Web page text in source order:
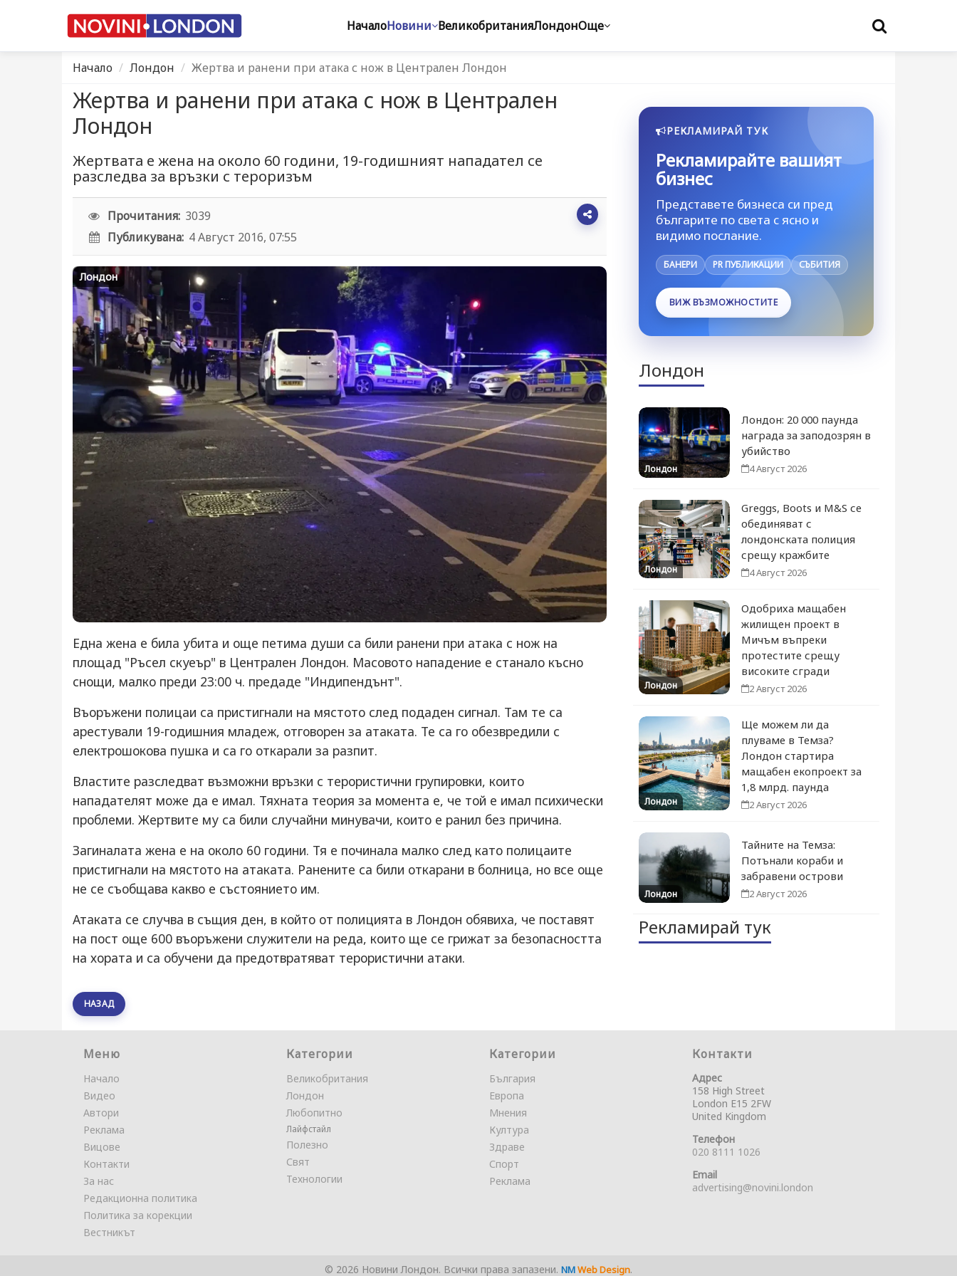
НачалоНовини ВеликобританияЛондонОще
Начало Лондон Жертва и ранени при атака с нож в Централен Лондон
Жертва и ранени при атака с нож в Централен
Лондон
Жертвата е жена на около 60 години, 19-годишният нападател се
разследва за връзки с тероризъм
Прочитания: 3039
Публикувана: 4 Август 2016, 07:55
Лондон
Една жена е била убита и още петима души са били ранени при атака с нож на
площад "Ръсел скуеър" в Централен Лондон. Масовото нападение е станало късно
снощи, малко преди 23:00 ч. предаде "Индипендънт".
Въоръжени полицаи са пристигнали на мястото след подаден сигнал. Там те са
арестували 19-годишния младеж, отговорен за атаката. Те са го обезвредили с
електрошокова пушка и са го откарали за разпит.
Властите разследват възможни връзки с терористични групировки, които
нападателят може да е имал. Тяхната теория за момента е, че той е имал психически
проблеми. Жертвите му са били случайни минувачи, които е ранил без причина.
Загиналата жена е на около 60 години. Тя е починала малко след като полицаите
пристигнали на мястото на атаката. Ранените са били откарани в болница, но все още
не се съобщава какво е състоянието им.
Атаката се случва в същия ден, в който от полицията в Лондон обявиха, че поставят
на пост още 600 въоръжени служители на реда, които ще се грижат за безопасността
на хората и са обучени да предотвратяват терористични атаки.
НАЗАД
РЕКЛАМИРАЙ ТУК
Рекламирайте вашият
бизнес
Представете бизнеса си пред
българите по света с ясно и
видимо послание.
БАНЕРИ PR ПУБЛИКАЦИИ СЪБИТИЯ
ВИЖ ВЪЗМОЖНОСТИТЕ
Лондон
Лондон
Лондон: 20 000 паунда
награда за заподозрян в
убийство
4 Август 2026
Лондон
Greggs, Boots и M&S се
обединяват с
лондонската полиция
срещу кражбите
4 Август 2026
Лондон
Одобриха мащабен
жилищен проект в
Мичъм въпреки
протестите срещу
високите сгради
2 Август 2026
Лондон
Ще можем ли да
плуваме в Темза?
Лондон стартира
мащабен екопроект за
1,8 млрд. паунда
2 Август 2026
Лондон
Тайните на Темза:
Потънали кораби и
забравени острови
2 Август 2026
Рекламирай тук
Меню
Начало
Видео
Автори
Реклама
Вицове
Контакти
За нас
Редакционна политика
Политика за корекции
Вестникът
Категории
Великобритания
Лондон
Любопитно
Лайфстайл
Полезно
Свят
Технологии
Категории
България
Европа
Мнения
Култура
Здраве
Спорт
Реклама
Контакти
Адрес
158 High Street
London E15 2FW
United Kingdom
Телефон
020 8111 1026
Email
advertising@novini.london
© 2026 Новини Лондон. Всички права запазени. NMWeb Design.